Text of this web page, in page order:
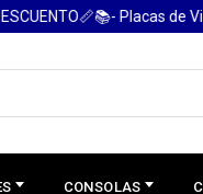
Placas de
CONSOLAS